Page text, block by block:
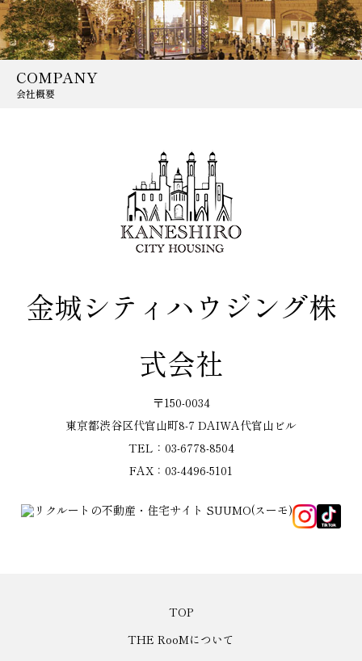
COMPANY
会社概要
金城シティハウジング株
式会社
〒150-0034
東京都渋谷区代官山町8-7 DAIWA代官山ビル
TEL：03-6778-8504
FAX：03-4496-5101
TOP
THE RooMについて